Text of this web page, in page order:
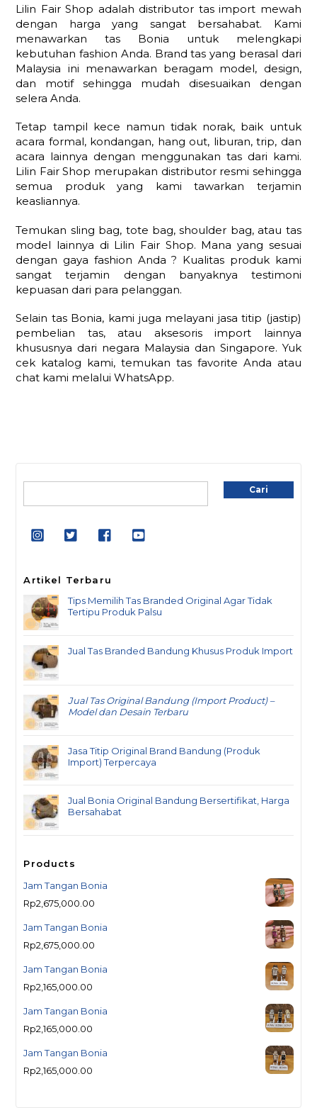
Lilin Fair Shop adalah distributor tas import mewah
dengan harga yang sangat bersahabat. Kami
menawarkan tas Bonia untuk melengkapi
kebutuhan fashion Anda. Brand tas yang berasal dari
Malaysia ini menawarkan beragam model, design,
dan motif sehingga mudah disesuaikan dengan
selera Anda.
Tetap tampil kece namun tidak norak, baik untuk
acara formal, kondangan, hang out, liburan, trip, dan
acara lainnya dengan menggunakan tas dari kami.
Lilin Fair Shop merupakan distributor resmi sehingga
semua produk yang kami tawarkan terjamin
keasliannya.
Temukan sling bag, tote bag, shoulder bag, atau tas
model lainnya di Lilin Fair Shop. Mana yang sesuai
dengan gaya fashion Anda ? Kualitas produk kami
sangat terjamin dengan banyaknya testimoni
kepuasan dari para pelanggan.
Selain tas Bonia, kami juga melayani jasa titip (jastip)
pembelian tas, atau aksesoris import lainnya
khususnya dari negara Malaysia dan Singapore. Yuk
cek katalog kami, temukan tas favorite Anda atau
chat kami melalui WhatsApp.
Cari
Artikel Terbaru
Tips Memilih Tas Branded Original Agar Tidak
Tertipu Produk Palsu
Jual Tas Branded Bandung Khusus Produk Import
Jual Tas Original Bandung (Import Product) –
Model dan Desain Terbaru
Jasa Titip Original Brand Bandung (Produk
Import) Terpercaya
Jual Bonia Original Bandung Bersertifikat, Harga
Bersahabat
Products
Jam Tangan Bonia
Rp2,675,000.00
Jam Tangan Bonia
Rp2,675,000.00
Jam Tangan Bonia
Rp2,165,000.00
Jam Tangan Bonia
Rp2,165,000.00
Jam Tangan Bonia
Rp2,165,000.00